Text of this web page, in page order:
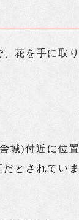
、花を手に取
城)付近に位
だとされてい